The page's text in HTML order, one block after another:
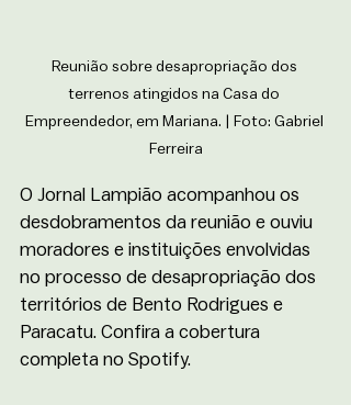
Reunião sobre desapropriação dos
terrenos atingidos na Casa do
Empreendedor, em Mariana. | Foto: Gabriel
Ferreira
O Jornal Lampião acompanhou os
desdobramentos da reunião e ouviu
moradores e instituições envolvidas
no processo de desapropriação dos
territórios de Bento Rodrigues e
Paracatu. Confira a cobertura
completa no Spotify.